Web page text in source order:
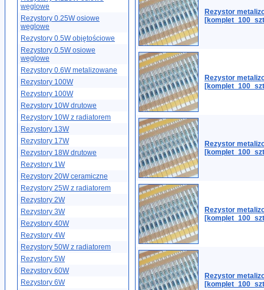
węglowe
Rezystory 0.25W osiowe
węglowe
Rezystory 0.5W objętościowe
Rezystory 0.5W osiowe
węglowe
Rezystory 0.6W metalizowane
Rezystory 100W
Rezystory 100W
Rezystory 10W drutowe
Rezystory 10W z radiatorem
Rezystory 13W
Rezystory 17W
Rezystory 18W drutowe
Rezystory 1W
Rezystory 20W ceramiczne
Rezystory 25W z radiatorem
Rezystory 2W
Rezystory 3W
Rezystory 40W
Rezystory 4W
Rezystory 50W z radiatorem
Rezystory 5W
Rezystory 60W
Rezystory 6W
Rezystor
Rezystor
Rezystor
Rezystor
Rezystor